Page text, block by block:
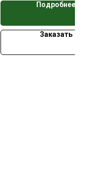
Подробнее
Заказать